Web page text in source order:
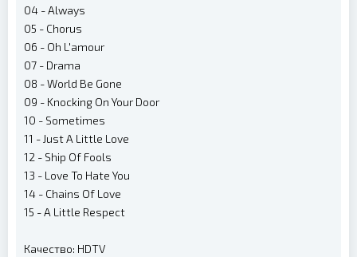
04 - Always
05 - Chorus
06 - Oh L'amour
07 - Drama
08 - World Be Gone
09 - Knocking On Your Door
10 - Sometimes
11 - Just A Little Love
12 - Ship Of Fools
13 - Love To Hate You
14 - Chains Of Love
15 - A Little Respect
Качество: HDTV